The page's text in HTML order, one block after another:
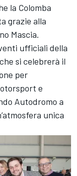
la Colomba
grazie alla
Mascia.
ufficiali della
si celebrerà il
per
e
Autodromo a
unica